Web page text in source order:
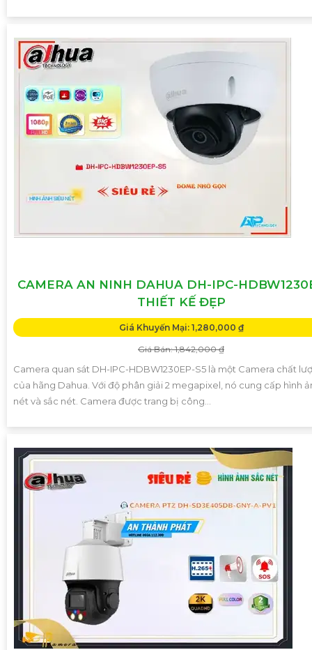
CAMERA AN NINH DAHUA DH-IPC-
THIẾT KẾ ĐẸP
Giá Khuyến Mại: 1,280,000 ₫
Giá Bán: 1,842,000 ₫
Camera quan sát DH-IPC-HDBW1230EP-S5 là một Camera chất
của hãng Dahua. Với độ phân giải 2 megapixel, nó cung cấp hình
nét và sắc nét. Camera được trang bị công...